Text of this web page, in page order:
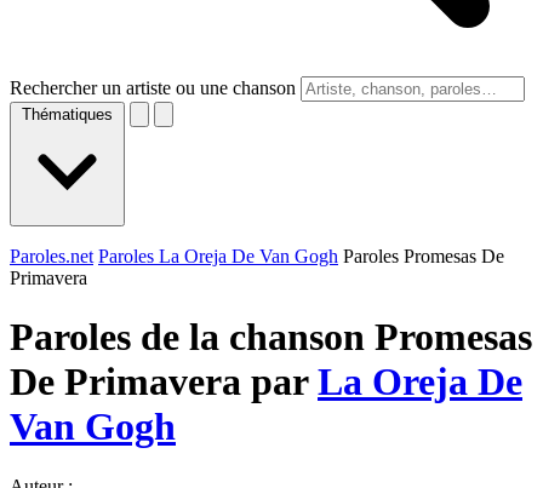
Rechercher un artiste ou une chanson
Thématiques
Paroles.net Paroles La Oreja De Van Gogh Paroles Promesas De
Primavera
Paroles de la chanson Promesas
De Primavera parLa Oreja De
Van Gogh